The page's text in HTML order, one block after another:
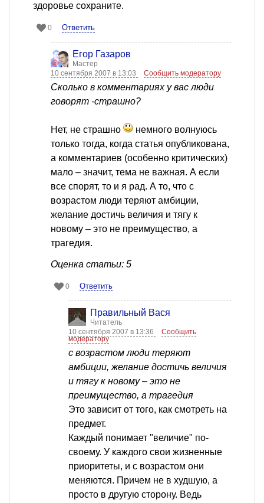
здоровье сохраните.
0 Ответить
Егор Газаров
Мастер
10 сентября 2007 в 13:03
Сообщить модератору
Сколько в комментариях у вас люди
говорят -страшно?
Нет, не страшно
немного волнуюсь
только тогда, когда статья опубликована,
а комментариев (особенно критических)
мало – значит, тема не важная. А если
все спорят, то и я рад. А то, что с
возрастом люди теряют амбиции,
желание достичь величия и тягу к
новому – это не преимущество, а
трагедия.
Оценка статьи: 5
0 Ответить
Правильный Вася
Читатель
10 сентября 2007 в 13:36
Сообщить
модератору
с возрастом люди теряют
амбиции, желание достичь величия
и тягу к новому – это не
преимущество, а трагедия
Это зависит от того, как смотреть на
предмет.
Каждый понимает "величие" по-
своему. У каждого свои жизненные
приоритеты, и с возрастом они
меняются. Причем не в худшую, а
просто в другую сторону. Ведь